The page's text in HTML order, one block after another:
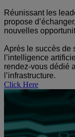
Réunissant les
propose
nouvelles
Après le succès de
l’intelligence
rendez-vous dédié
l’infrastructure.
Click Here